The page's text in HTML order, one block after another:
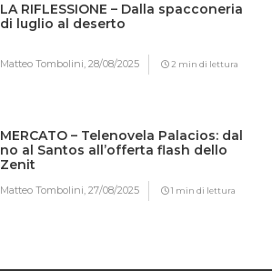
LA RIFLESSIONE – Dalla spacconeria
di luglio al deserto
Matteo Tombolini,28/08/2025 2 min di lettura
MERCATO – Telenovela Palacios: dal
no al Santos all’offerta flash dello
Zenit
Matteo Tombolini,27/08/2025 1 min di lettura